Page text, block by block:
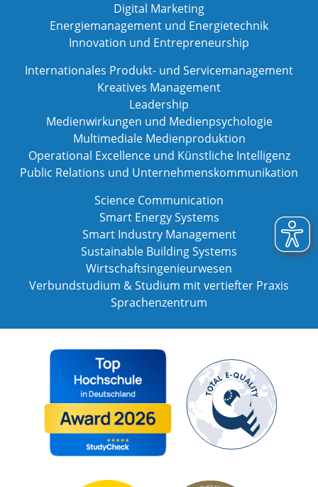
Digital Marketing
Energiemanagement und Energietechnik
Innovation und Entrepreneurship
Internationales Produkt- und Servicemanagement
Kreatives Management
Leadership
Medienwirkungen und Medienpsychologie
Multimediale Medienproduktion
Operational Excellence und Künstliche Intelligenz
Public Relations und Unternehmenskommunikation
Science Communication
Smart Energy Systems
Smart Industry Management
Sustainable Building Systems
Wirtschaftsingenieurwesen
Verbundstudium & Studium mit vertiefter Praxis
Sprachenzentrum